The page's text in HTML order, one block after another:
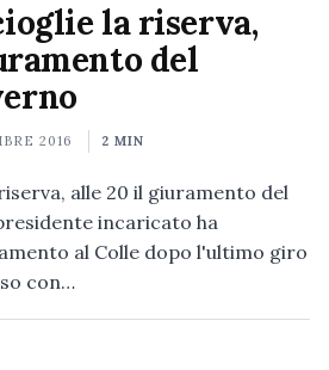
la riserva,
del
2016 2 MIN
alle 20 il giuramento del
incaricato ha
al Colle dopo l'ultimo giro
con…